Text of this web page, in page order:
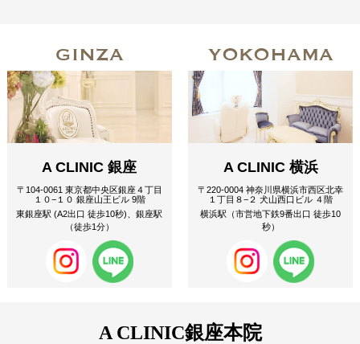
GINZA
A CLINIC 銀座
〒104-0061 東京都中央区銀座４丁目
１０−１０ 銀座山王ビル 9階
東銀座駅 (A2出口 徒歩10秒)、銀座駅
（徒歩1分）
YOKOHAMA
A CLINIC 横浜
〒220-0004 神奈川県横浜市西区北幸
１丁目８−２ 犬山西口ビル ４階
横浜駅（市営地下鉄9番出口 徒歩10
秒）
A CLINIC銀座本院